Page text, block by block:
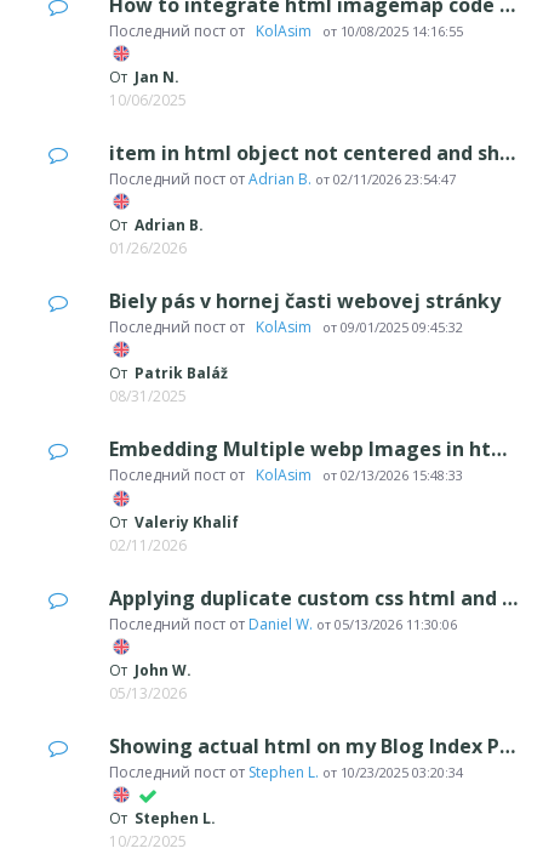
Последний пост от ‪ KolAsim ‪ ‪ от 10/08/2025 14:16:55
От Jan N.
10/06/2025
item in html object not centered and shifts position as viewport changes
Последний пост отAdrian B. от 02/11/2026 23:54:47
От Adrian B.
01/26/2026
Biely pás v hornej časti webovej stránky
Последний пост от ‪ KolAsim ‪ ‪ от 09/01/2025 09:45:32
От Patrik Baláž
08/31/2025
Embedding Multiple webp Images in html for js Control
Последний пост от ‪ KolAsim ‪ ‪ от 02/13/2026 15:48:33
От Valeriy Khalif
02/11/2026
Applying duplicate custom css html and javascript on a page
Последний пост от Daniel W. от 05/13/2026 11:30:06
От John W.
05/13/2026
Showing actual html on my Blog Index Page
Последний пост от Stephen L. от 10/23/2025 03:20:34
От Stephen L.
10/22/2025